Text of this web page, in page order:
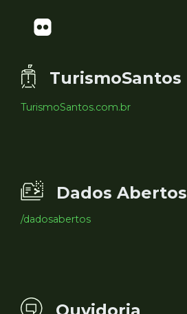
TurismoSantos
TurismoSantos.com.br
Dados Abertos
/dadosabertos